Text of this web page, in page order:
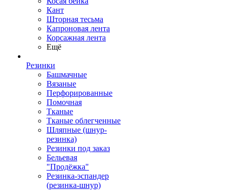
Кант
Шторная тесьма
Капроновая лента
Корсажная лента
Ещё
Резинки
Башмачные
Вязаные
Перфорированные
Помочная
Тканые
Тканые облегченные
Шляпные (шнур-
резинка)
Резинки под заказ
Бельевая
"Продёжка"
Резинка-эспандер
(резинка-шнур)